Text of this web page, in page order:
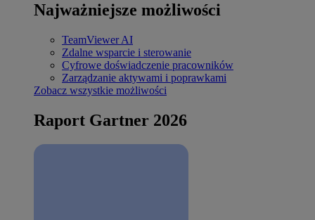
Najważniejsze możliwości
TeamViewer AI
Zdalne wsparcie i sterowanie
Cyfrowe doświadczenie pracowników
Zarządzanie aktywami i poprawkami
Zobacz wszystkie możliwości
Raport Gartner 2026